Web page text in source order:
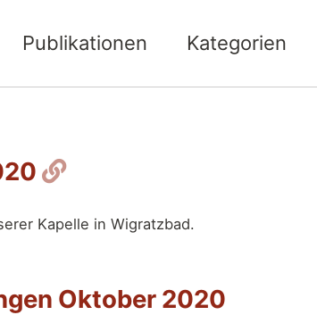
Publikationen Kategorien
Permalink
Kapelle in Wigratzbad.
Oktober 2020